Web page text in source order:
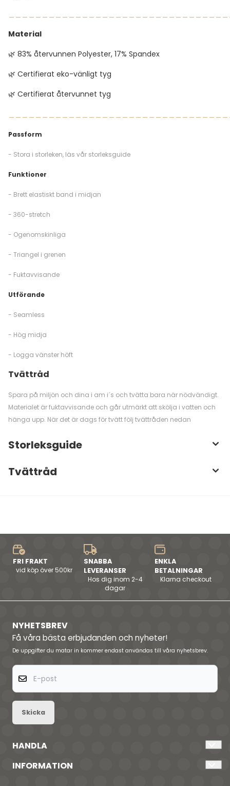
Material
🌿 83% återvunnen Polyester, 17% Spandex
🌿 Certifierat eko-vänligt tyg
🌿 Certifierat återvunnet tyg
Passform
- Stora i storleken, läs vår storleksguide
Funktioner
- Brett elastiskt band i midjan
- 360-stretch
- Ogenomskinliga
- Triangel i grenen
- Fuktavvisande
Utförande
- Seamless
- Hög midja
- Logga vänster höft
Tvättråd
Spara på miljön och dina i am i´s och tvätta bara när nödvändigt.
Materialet är fuktavvisande och går utmärkt att skölja i vatten och
hänga upp. När det är dags för tvätt följ tvättråden nedan
Storleksguide
Tvättråd
FRI FRAKT
vid köp över 500kr
SNABBA
LEVERANSER
Hos dig inom 2-4
dagar
ENKLA
BETALNINGAR
Klarna checkout
NYHETSBREV
Få våra bästa erbjudanden och nyheter!
De uppgifter du matar in kommer endast användas till våra nyhetsbrev.
E-post
Skicka
HANDLA
Kontakta oss
INFORMATION